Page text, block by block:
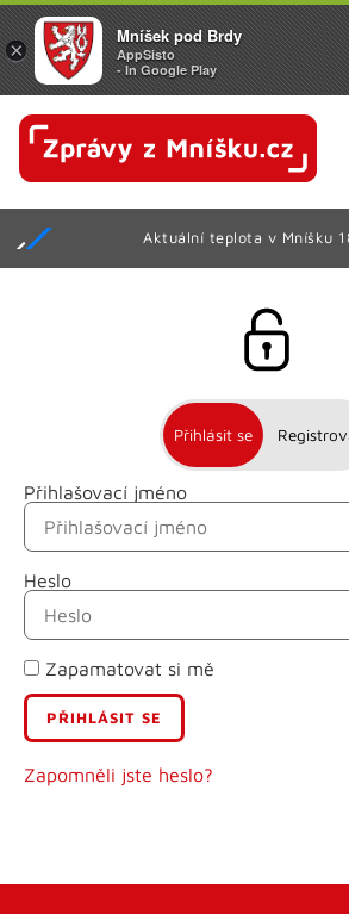
Aktuální teplota v Mníšku
Přihlásit se
Přihlašovací jméno
Heslo
Zapamatovat si mě
Zapomněli jste heslo?
Jméno
Příjmení
E-mail
Uživatelské jméno
×
Mníšek pod Brdy
AppSisto
- In Google Play